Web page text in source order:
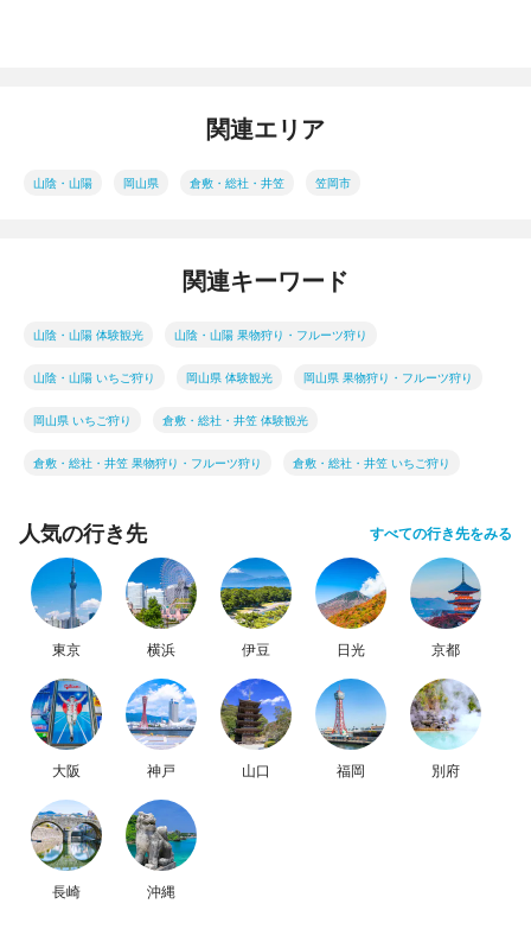
関連エリア
山陰・山陽 岡山県 倉敷・総社・井笠 笠岡市
関連キーワード
山陰・山陽 体験観光 山陰・山陽 果物狩り・フルーツ狩り
山陰・山陽 いちご狩り 岡山県 体験観光 岡山県 果物狩り・フルーツ狩り
岡山県 いちご狩り 倉敷・総社・井笠 体験観光
倉敷・総社・井笠 果物狩り・フルーツ狩り 倉敷・総社・井笠 いちご狩り
人気の行き先 すべての行き先をみる
東京 横浜 伊豆 日光 京都
大阪 神戸 山口 福岡 別府
長崎 沖縄